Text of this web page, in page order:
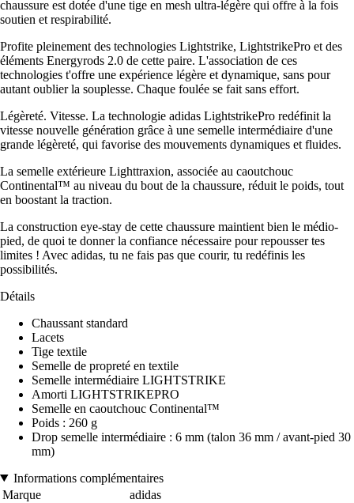
chaussure est dotée d'une tige en mesh ultra-légère qui offre à la fois
soutien et respirabilité.
Profite pleinement des technologies Lightstrike, LightstrikePro et des
éléments Energyrods 2.0 de cette paire. L'association de ces
technologies t'offre une expérience légère et dynamique, sans pour
autant oublier la souplesse. Chaque foulée se fait sans effort.
Légèreté. Vitesse. La technologie adidas LightstrikePro redéfinit la
vitesse nouvelle génération grâce à une semelle intermédiaire d'une
grande légèreté, qui favorise des mouvements dynamiques et fluides.
La semelle extérieure Lighttraxion, associée au caoutchouc
Continental™ au niveau du bout de la chaussure, réduit le poids, tout
en boostant la traction.
La construction eye-stay de cette chaussure maintient bien le médio-
pied, de quoi te donner la confiance nécessaire pour repousser tes
limites ! Avec adidas, tu ne fais pas que courir, tu redéfinis les
possibilités.
Détails
Chaussant standard
Lacets
Tige textile
Semelle de propreté en textile
Semelle intermédiaire LIGHTSTRIKE
Amorti LIGHTSTRIKEPRO
Semelle en caoutchouc Continental™
Poids : 260 g
Drop semelle intermédiaire : 6 mm (talon 36 mm / avant-pied 30
mm)
Informations complémentaires
Marque
adidas